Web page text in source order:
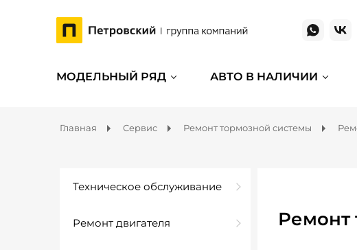
МОДЕЛЬНЫЙ РЯД АВТО В НАЛИЧИИ
Главная Сервис Ремонт тормозной системы
Техническое обслуживание
Ремонт двигателя Ремонт